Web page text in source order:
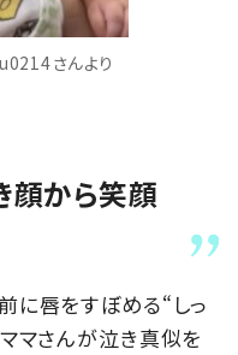
さんより
顔から笑顔
に唇をすぼめる“しっ
マさんが泣き真似を